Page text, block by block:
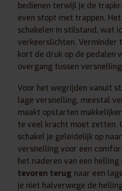
bedienen terwijl je de
even stopt met trappen.
schakelen in stilstand, wat
verkeerslichten. Verminder
kort de druk op de pedalen
overgang tussen
Voor het wegrijden vanuit
lage versnelling, meestal
maakt opstarten
te veel kracht moet zetten.
schakel je geleidelijk op
versnelling voor een
het naderen van een helling
tevoren terug naar een
je niet halverwege de